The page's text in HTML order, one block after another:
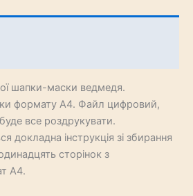
шапки-маски ведмедя.
формату А4. Файл цифровий,
все роздрукувати.
докладна інструкція зі збирання
сторінок з
А4.